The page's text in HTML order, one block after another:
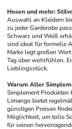
Hosen und mehr:
Auswahl an Kleidern
zu jeder Garderobe
Schwarz und Weiß
sind ideal für formelle
Marke legt großen
Tag über wohlfühlen.
Lieblingsstück.
Warum Aller
Simplement Produkten
Limango bietet
günstigen Preisen
Möglichkeit, um tolle
für seinen